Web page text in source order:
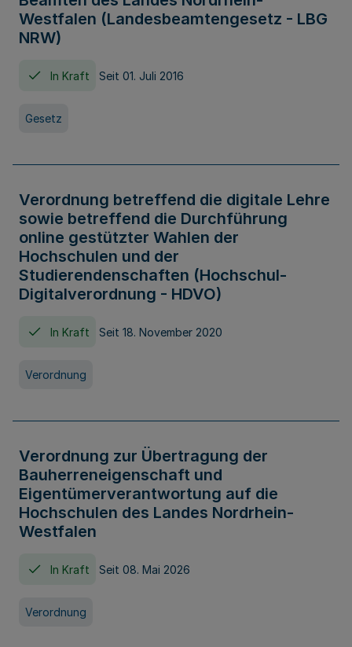
Westfalen (Landesbeamtengesetz - LBG
NRW)
In Kraft Seit 01. Juli 2016
Gesetz
Verordnung betreffend die digitale Lehre
sowie betreffend die Durchführung
online gestützter Wahlen der
Hochschulen und der
Studierendenschaften (Hochschul-
Digitalverordnung - HDVO)
In Kraft Seit 18. November 2020
Verordnung
Verordnung zur Übertragung der
Bauherreneigenschaft und
Eigentümerverantwortung auf die
Hochschulen des Landes Nordrhein-
Westfalen
In Kraft Seit 08. Mai 2026
Verordnung